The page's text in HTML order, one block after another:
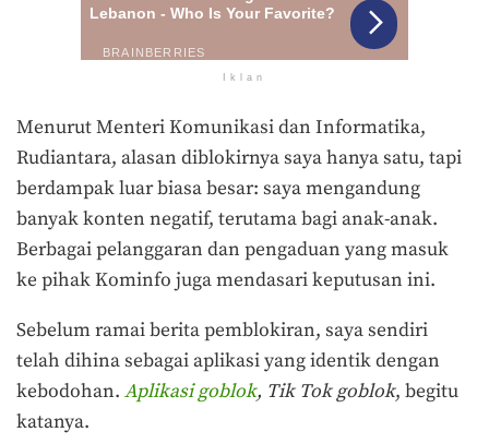
Iklan
Menurut Menteri Komunikasi dan Informatika,
Rudiantara, alasan diblokirnya saya hanya satu, tapi
berdampak luar biasa besar: saya mengandung
banyak konten negatif, terutama bagi anak-anak.
Berbagai pelanggaran dan pengaduan yang masuk
ke pihak Kominfo juga mendasari keputusan ini.
Sebelum ramai berita pemblokiran, saya sendiri
telah dihina sebagai aplikasi yang identik dengan
kebodohan. Aplikasi goblok, Tik Tok goblok, begitu
katanya.